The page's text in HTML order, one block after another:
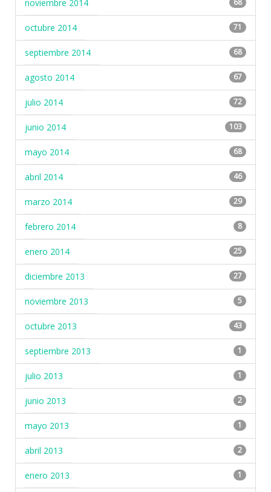
noviembre 2014 68
octubre 2014 71
septiembre 2014 68
agosto 2014 67
julio 2014 72
junio 2014 103
mayo 2014 68
abril 2014 46
marzo 2014 29
febrero 2014 8
enero 2014 25
diciembre 2013 27
noviembre 2013 5
octubre 2013 43
septiembre 2013 1
julio 2013 1
junio 2013 2
mayo 2013 1
abril 2013 2
enero 2013 1